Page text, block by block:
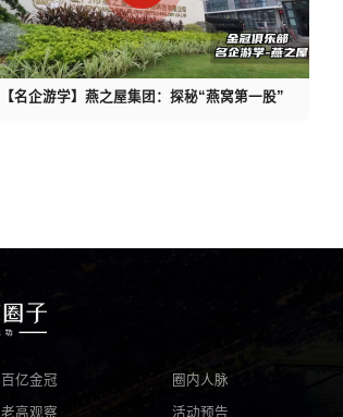
【名企游学】燕之屋集团：探秘“燕窝第一股”
百亿金冠 圈内人脉
老高观察 活动预告